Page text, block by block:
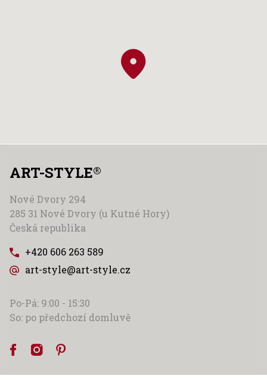
ART-STYLE®
Nové Dvory 294
285 31 Nové Dvory (u Kutné Hory)
Česká republika
+420 606 263 589
art-style@art-style.cz
Po-Pá: 9:00 - 15:30
So: po předchozí domluvě